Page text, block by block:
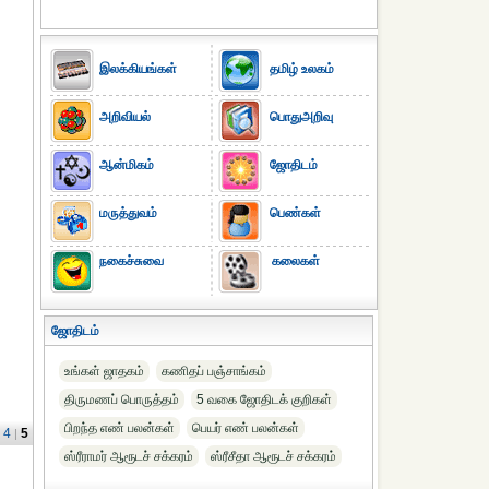
4 | 5
இலக்கியங்கள்
அறிவியல்
ஆன்மிகம்
மருத்துவம்
நகைச்சுவை
தமிழ் உலகம்
பொதுஅறிவு
ஜோதிடம்
பெண்கள்
கலைகள்
ஜோதிடம்
உங்கள் ஜாதகம்
கணிதப் பஞ்சாங்கம்
திருமணப் பொருத்தம்
5 வகை ஜோதிடக் குறிகள்
பிறந்த எண் பலன்கள்
பெயர் எண் பலன்கள்
ஸ்ரீராமர் ஆரூடச் சக்கரம்
ஸ்ரீசீதா ஆரூடச் சக்கரம்